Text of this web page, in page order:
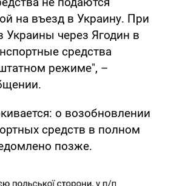
на въезд в Украину. При
Украины через Ягодин в
средства
режиме", –
о возобновлении
средств в полном
позже.